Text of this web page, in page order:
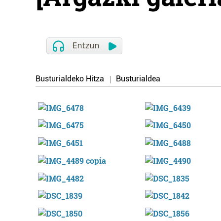
Busturialdeko Hitza Busturialdea